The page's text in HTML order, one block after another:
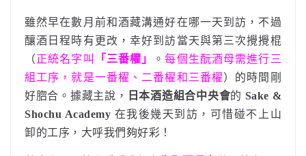
雖然早在數月前和酒藏溝通好在哪一天到訪，不過
釀酒日程時有更改，幸好到訪當天與第三次攪攪棍
（正統名字叫 「三番櫂」 。每個生酛酒母需進行三
組工序，就是一番櫂、二番櫂和三番櫂）的時間剛
好脗合。據藏主說，
日本酒造組合中央會的 Sake &
Shochu Academy 在我後幾天到訪，可惜碰不上山
卸的工序，大呼我們夠好彩！